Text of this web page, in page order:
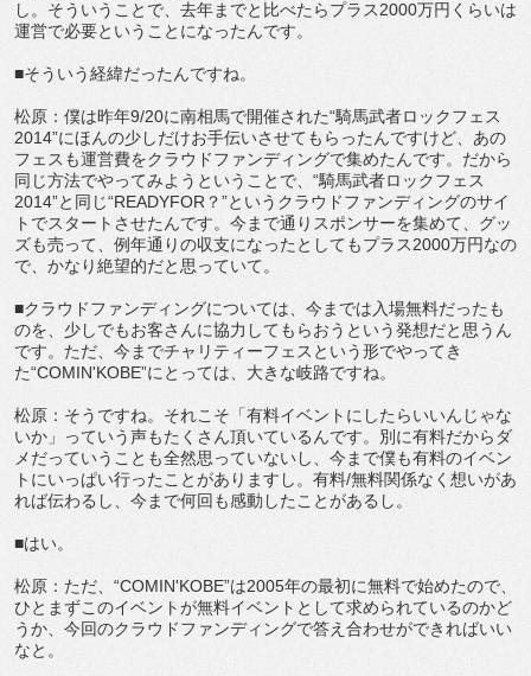
し。そういうことで、去年までと比べたらプラス2000万円くらいは
運営で必要ということになったんです。
■そういう経緯だったんですね。
松原：僕は昨年9/20に南相馬で開催された“騎馬武者ロックフェス
2014”にほんの少しだけお手伝いさせてもらったんですけど、あの
フェスも運営費をクラウドファンディングで集めたんです。だから
同じ方法でやってみようということで、“騎馬武者ロックフェス
2014”と同じ“READYFOR？”というクラウドファンディングのサイ
トでスタートさせたんです。今まで通りスポンサーを集めて、グッ
ズも売って、例年通りの収支になったとしてもプラス2000万円なの
で、かなり絶望的だと思っていて。
■クラウドファンディングについては、今までは入場無料だったも
のを、少しでもお客さんに協力してもらおうという発想だと思うん
です。ただ、今までチャリティーフェスという形でやってき
た“COMIN'KOBE”にとっては、大きな岐路ですね。
松原：そうですね。それこそ「有料イベントにしたらいいんじゃな
いか」っていう声もたくさん頂いているんです。別に有料だからダ
メだっていうことも全然思っていないし、今まで僕も有料のイベン
トにいっぱい行ったことがありますし。有料/無料関係なく想いがあ
れば伝わるし、今まで何回も感動したことがあるし。
■はい。
松原：ただ、“COMIN'KOBE”は2005年の最初に無料で始めたので、
ひとまずこのイベントが無料イベントとして求められているのかど
うか、今回のクラウドファンディングで答え合わせができればいい
なと。